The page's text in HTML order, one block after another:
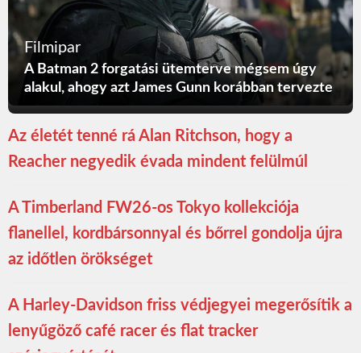
Filmipar
A Batman 2 forgatási ütemterve mégsem úgy
alakul, ahogy azt James Gunn korábban tervezte
Az életét tenné rá Alan Ritchson, hogy a
Reacher negyedik évada mindent felülmúl
A Timberland FW26-os Tokyo kollekciója
flanellel, kordbársonnyal és bőrrel gondolja újra
az időtlen örökséget
A Harley-Davidson friss védjegyei megerősítik a
lenyűgöző café racer és flat tracker